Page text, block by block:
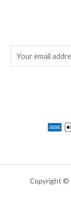
m
Copyright ©